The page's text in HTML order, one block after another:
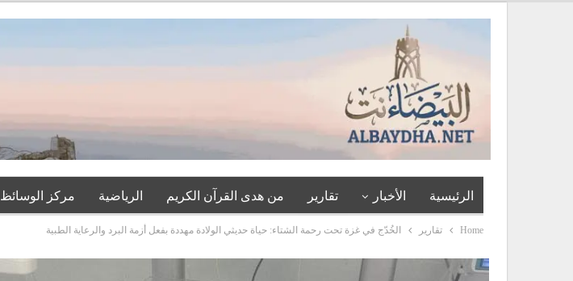
الرئيسية الأخبار تقارير من هدى القرآن الكريم الرياضية مركز الوسائظ
Home تقارير الخُدّج في غزة تحت رحمة الشتاء: حياة حديثي الولادة مهددة بفعل أزمة البرد والرعاية الطبية